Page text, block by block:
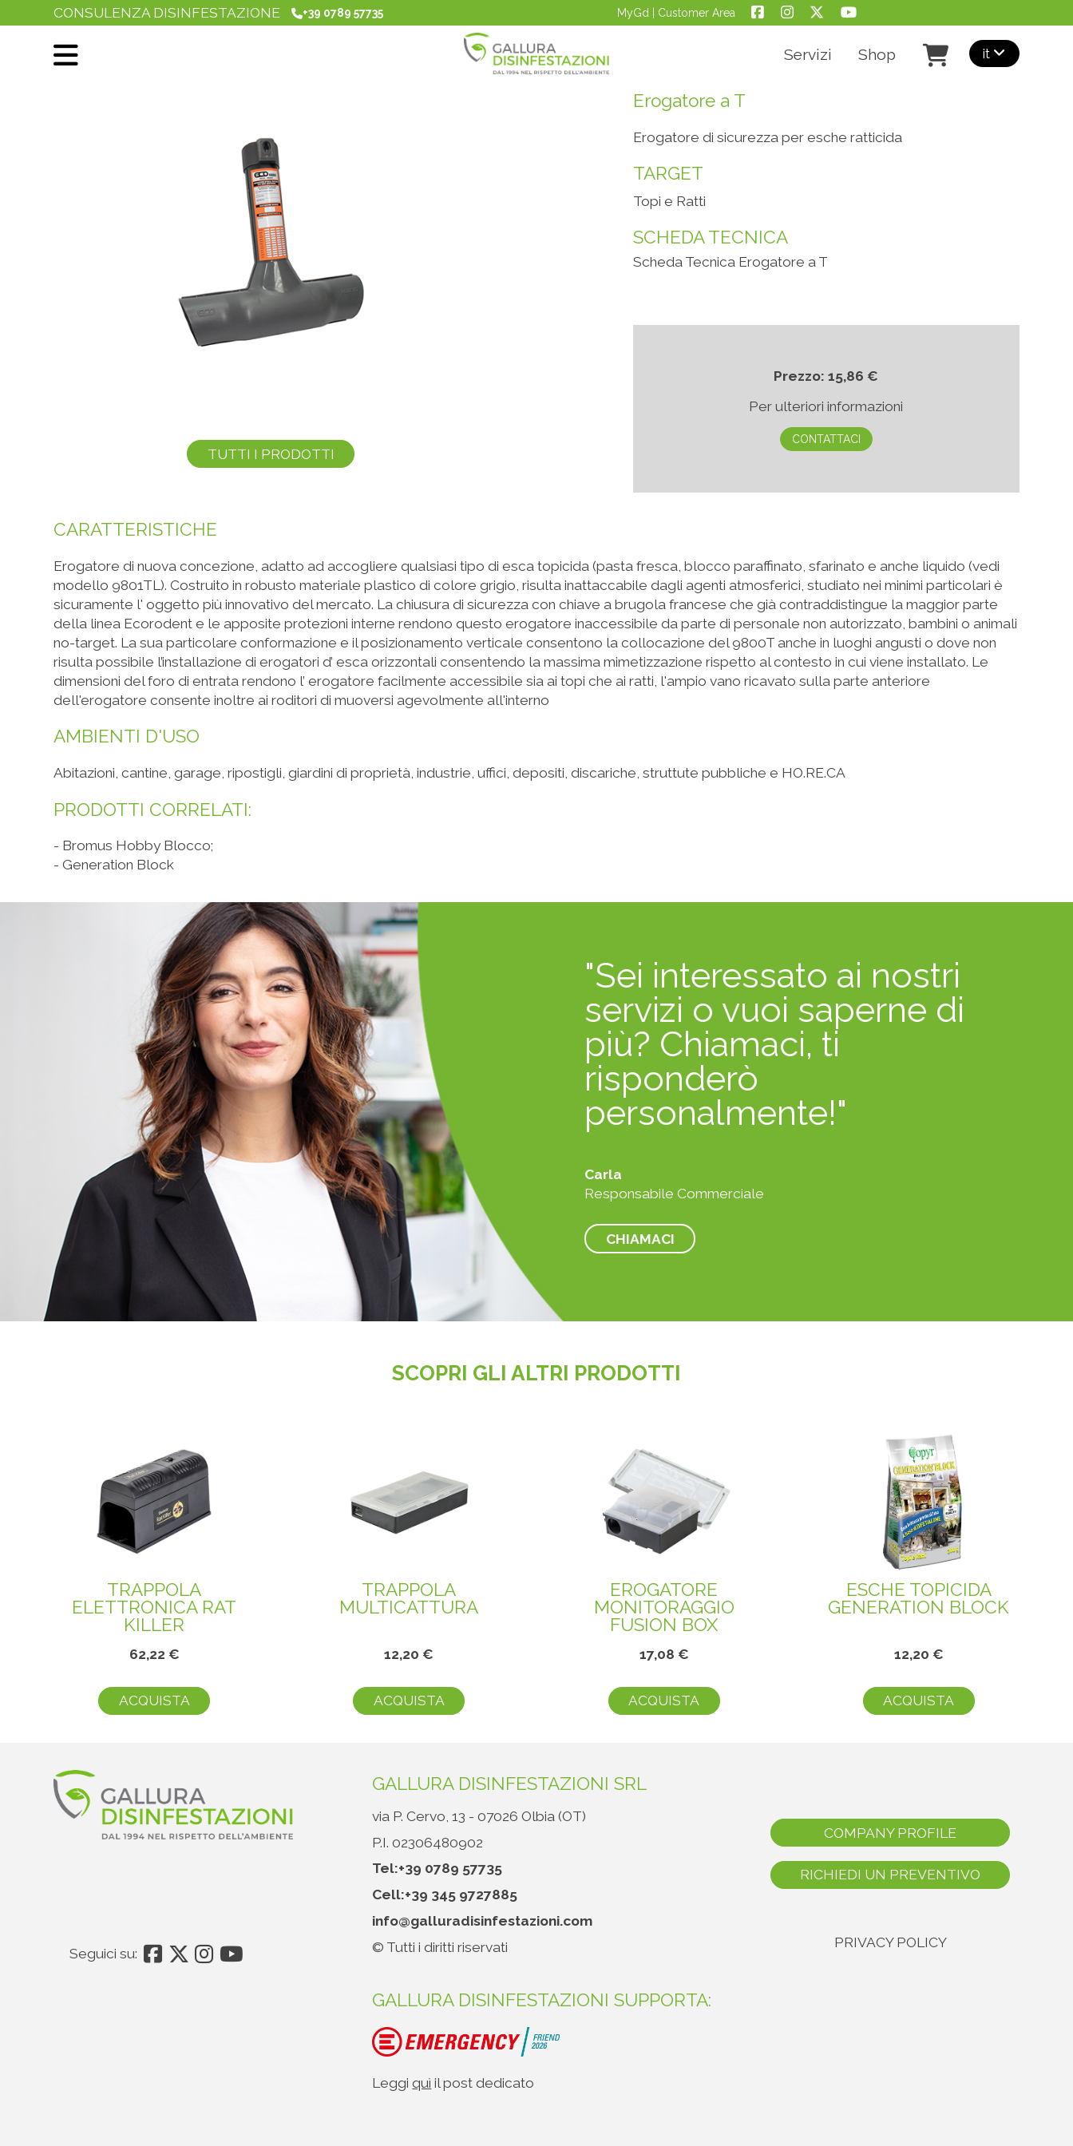
CONSULENZA DISINFESTAZIONE +39 0789 57735 MyGd | Customer Area
Servizi Shop it
TUTTI I PRODOTTI
Erogatore a T
Erogatore di sicurezza per esche ratticida
TARGET
Topi e Ratti
SCHEDA TECNICA
Scheda Tecnica Erogatore a T
Prezzo: 15,86 €
Per ulteriori informazioni
CONTATTACI
CARATTERISTICHE
Erogatore di nuova concezione, adatto ad accogliere qualsiasi tipo di esca topicida (pasta fresca, blocco paraffinato, sfarinato e anche liquido (vedi
modello 9801TL). Costruito in robusto materiale plastico di colore grigio, risulta inattaccabile dagli agenti atmosferici, studiato nei minimi particolari è
sicuramente l' oggetto più innovativo del mercato. La chiusura di sicurezza con chiave a brugola francese che già contraddistingue la maggior parte
della linea Ecorodent e le apposite protezioni interne rendono questo erogatore inaccessibile da parte di personale non autorizzato, bambini o animali
no-target. La sua particolare conformazione e il posizionamento verticale consentono la collocazione del 9800T anche in luoghi angusti o dove non
risulta possibile l’installazione di erogatori d’ esca orizzontali consentendo la massima mimetizzazione rispetto al contesto in cui viene installato. Le
dimensioni del foro di entrata rendono l’ erogatore facilmente accessibile sia ai topi che ai ratti, l'ampio vano ricavato sulla parte anteriore
dell'erogatore consente inoltre ai roditori di muoversi agevolmente all'interno
AMBIENTI D'USO
Abitazioni, cantine, garage, ripostigli, giardini di proprietà, industrie, uffici, depositi, discariche, struttute pubbliche e HO.RE.CA
PRODOTTI CORRELATI:
- Bromus Hobby Blocco;
-Generation Block
"Sei interessato ai nostri
servizi o vuoi saperne di
più? Chiamaci, ti
risponderò
personalmente!"
Carla
Responsabile Commerciale
CHIAMACI
SCOPRI GLI ALTRI PRODOTTI
TRAPPOLA
ELETTRONICA RAT
KILLER
62,22 €
ACQUISTA
TRAPPOLA
MULTICATTURA
12,20 €
ACQUISTA
EROGATORE
MONITORAGGIO
FUSION BOX
17,08 €
ACQUISTA
ESCHE TOPICIDA
GENERATION BLOCK
12,20 €
ACQUISTA
Seguici su:
GALLURA DISINFESTAZIONI SRL
via P. Cervo, 13 - 07026 Olbia (OT)
P.I. 02306480902
Tel:+39 0789 57735
Cell:+39 345 9727885
info@galluradisinfestazioni.com
© Tutti i diritti riservati
COMPANY PROFILE
RICHIEDI UN PREVENTIVO
PRIVACY POLICY
GALLURA DISINFESTAZIONI SUPPORTA:
Leggiquì il post dedicato